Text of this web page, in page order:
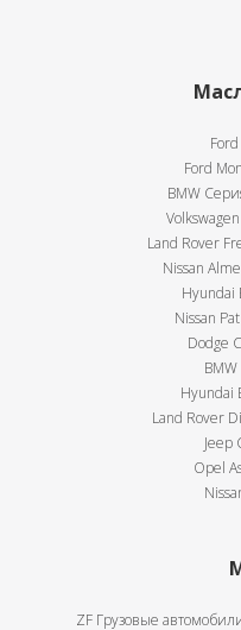
Ford
BMW
Land Rover
Nissan
Hyundai
Nissan
Dodge
Hyundai
Land Rover
Jeep
Opel
ZF Грузовые